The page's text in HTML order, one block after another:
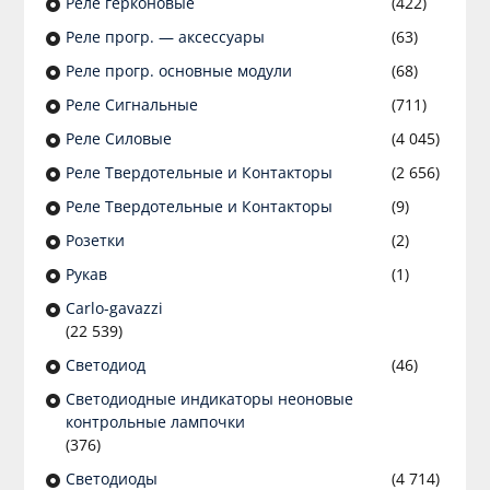
Реле прогр. — аксессуары
(63)
Реле прогр. основные модули
(68)
Реле Сигнальные
(711)
Реле Силовые
(4 045)
Реле Твердотельные и Контакторы
(2 656)
Реле Твердотельные и Контакторы
(9)
Розетки
(2)
Рукав
(1)
Сarlo-gavazzi
(22 539)
Светодиод
(46)
Светодиодные индикаторы неоновые
контрольные лампочки
(376)
Светодиоды
(4 714)